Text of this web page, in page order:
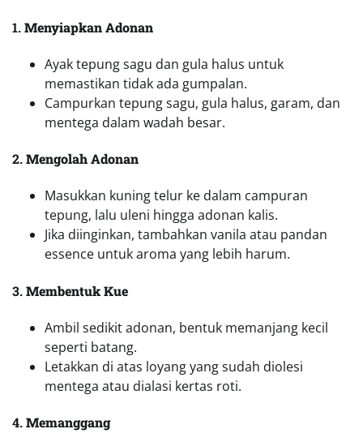
Ambil sedikit adonan, bentuk memanjang kecil
Letakkan di atas loyang yang sudah diolesi
mentega atau dialasi kertas roti.
Memanggang
Panggang adonan dalam oven dengan suhu
berwarna kecokelatan.
Angkat dan dinginkan sebelum disajikan.
Manfaat Kesehatan dari Kue Bagiak
Kue Bagia tidak hanya lezat, tetapi juga memiliki
yang digunakan. Berikut beberapa manfaatnya:
Sumber Energi: Tepung sagu memberikan
karbohidrat yang dapat menjadi sumber energi
Mudah Dicerna